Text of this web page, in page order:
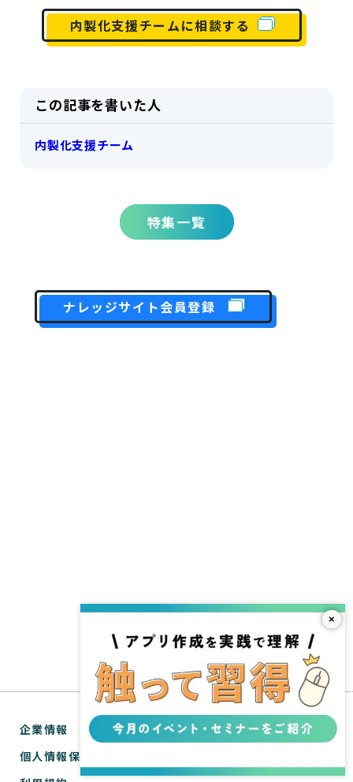
内製化支援チームに相談する
この記事を書いた人
内製化支援チーム
特集一覧
ナレッジサイト会員登録
企業情報
個人情報保護方針
×